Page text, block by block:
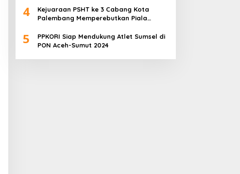
4
Kejuaraan PSHT ke 3 Cabang Kota
Palembang Memperebutkan Piala
5
PPKORI Siap Mendukung Atlet Sumsel di
PON Aceh-Sumut 2024